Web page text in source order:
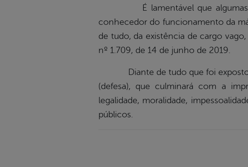
É lamentável que algumas
conhecedor do funcionamento da
de tudo, da existência de cargo
nº 1.709, de 14 de junho de 2019.
Diante de tudo que foi exposto,
(defesa), que culminará com a
legalidade, moralidade,
públicos.